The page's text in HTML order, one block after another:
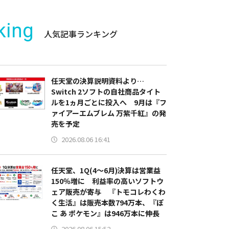
人気記事ランキング
任天堂の決算説明資料より…
Switch 2ソフトの自社商品タイト
ルを1ヵ月ごとに投入へ 9月は『フ
ァイアーエムブレム 万紫千紅』の発
売を予定
2026.08.06 16:41
任天堂、1Q(4～6月)決算は営業益
150％増に 利益率の高いソフトウ
ェア販売が寄与 『トモコレわくわ
く生活』は販売本数794万本、『ぽ
こ あ ポケモン』は946万本に伸長